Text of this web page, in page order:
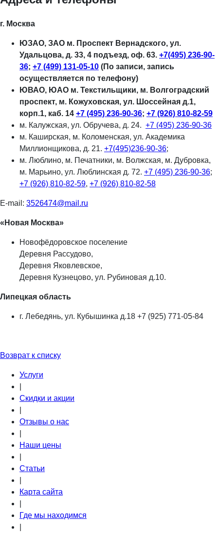
г. Москва
ЮЗАО, ЗАО м. Проспект Вернадского, ул.
Удальцова, д. 33, 4 подъезд, оф. 63. +7(495) 236-90-
36; +7 (499) 131-05-10 (По записи, запись
осуществляется по телефону)
ЮВАО, ЮАО м. Текстильщики, м. Волгоградский
проспект, м. Кожуховская, ул. Шоссейная д.1,
корп.1, каб. 14 +7 (495) 236-90-36; +7 (926) 810-82-59
м. Калужская, ул. Обручева, д. 24. +7 (495) 236-90-36
м. Каширская, м. Коломенская, ул. Академика
Миллионщикова, д. 21. +7(495)236-90-36;
м. Люблино, м. Печатники, м. Волжская, м. Дубровка,
м. Марьино, ул. Люблинская д. 72. +7 (495) 236-90-36;
+7 (926) 810-82-59, +7 (926) 810-82-58
E-mail: 3526474@mail.ru
«Новая Москва»
Новофёдоровское поселение
Деревня Рассудово,
Деревня Яковлевское,
Деревня Кузнецово, ул. Рубиновая д.10.
Липецкая область
г. Лебедянь, ул. Кубышинка д.18 +7 (925) 771-05-84
Возврат к списку
Услуги
Скидки и акции
Отзывы о нас
Наши цены
Статьи
Карта сайта
Где мы находимся